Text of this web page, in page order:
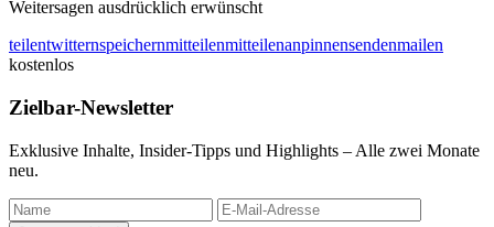
Weitersagen ausdrücklich erwünscht
teilentwitternspeichernmitteilenmitteilenanpinnensendenmailen
kostenlos
Zielbar-Newsletter
Exklusive Inhalte, Insider-Tipps und Highlights – Alle zwei Monate
neu.